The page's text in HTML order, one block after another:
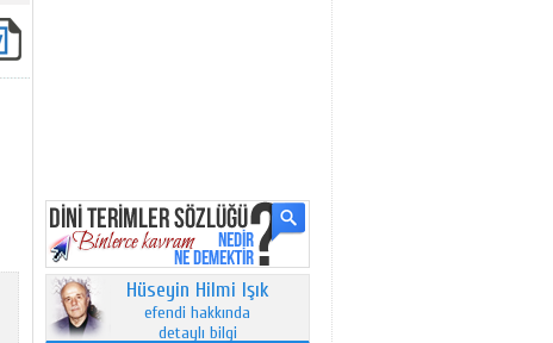
Hüseyin Hilmi Işık
efendi hakkında
detaylı bilgi